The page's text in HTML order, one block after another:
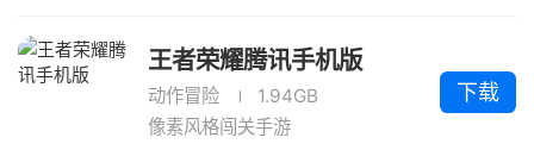
王者荣耀腾讯手机版
动作冒险
1.94GB
像素风格闯关手游
下载